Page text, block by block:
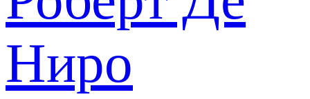
Ниро